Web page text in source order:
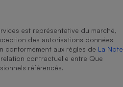
est représentative du marché,
des autorisations données
conformément aux règles de La Note
relation contractuelle entre Que
référencés.